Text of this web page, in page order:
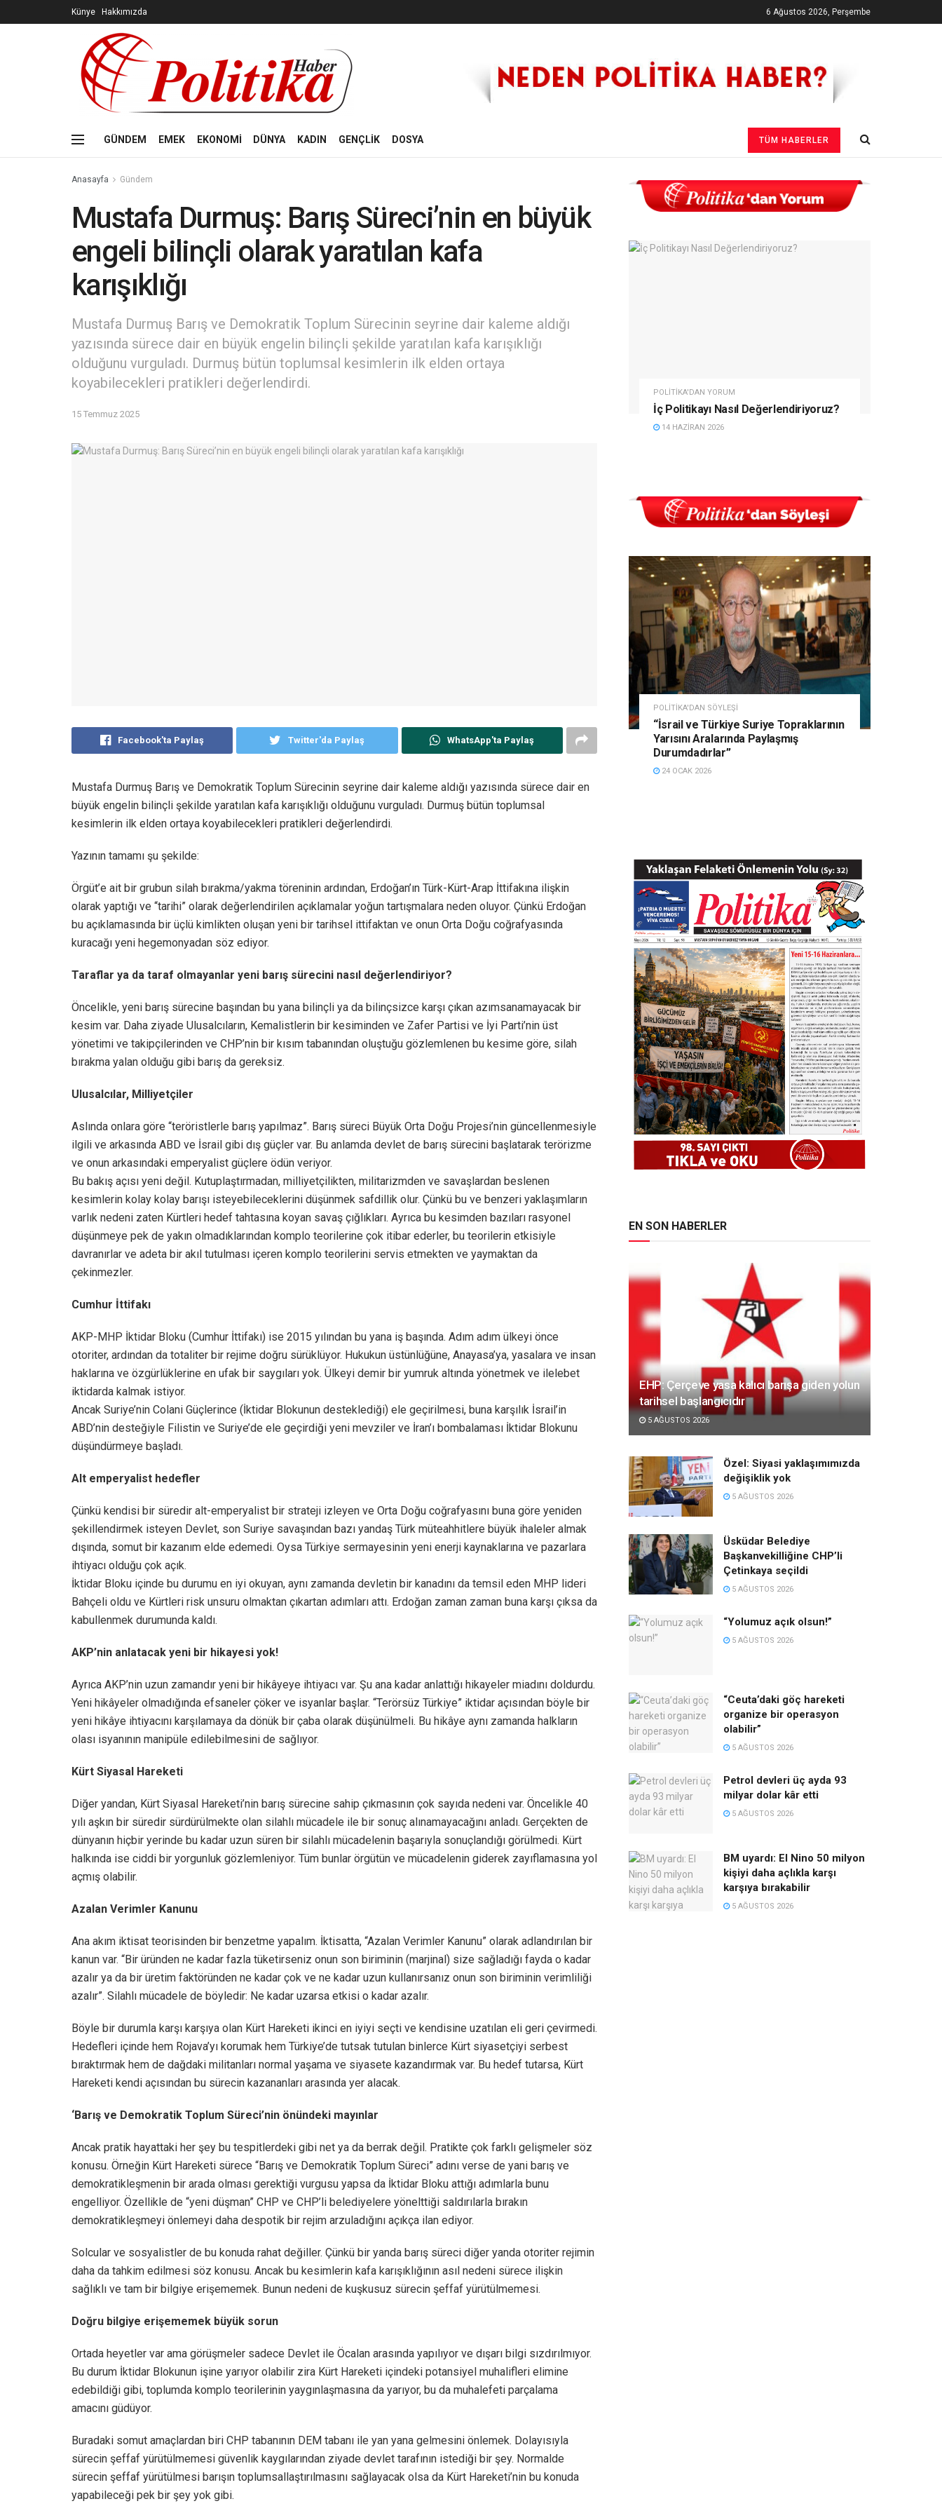
Künye Hakkımızda 6 Ağustos 2026, Perşembe
GÜNDEM EMEK EKONOMİ DÜNYA KADIN GENÇLİK DOSYA TÜM HABERLER
Anasayfa Gündem
Mustafa Durmuş: Barış Süreci’nin en büyük
engeli bilinçli olarak yaratılan kafa
karışıklığı
Mustafa Durmuş Barış ve Demokratik Toplum Sürecinin seyrine dair kaleme aldığı
yazısında sürece dair en büyük engelin bilinçli şekilde yaratılan kafa karışıklığı
olduğunu vurguladı. Durmuş bütün toplumsal kesimlerin ilk elden ortaya
koyabilecekleri pratikleri değerlendirdi.
15 Temmuz 2025
Facebook'ta Paylaş Twitter'da Paylaş WhatsApp'ta Paylaş
Mustafa Durmuş Barış ve Demokratik Toplum Sürecinin seyrine dair kaleme aldığı yazısında sürece dair en
büyük engelin bilinçli şekilde yaratılan kafa karışıklığı olduğunu vurguladı. Durmuş bütün toplumsal
kesimlerin ilk elden ortaya koyabilecekleri pratikleri değerlendirdi.
Yazının tamamı şu şekilde:
Örgüt’e ait bir grubun silah bırakma/yakma töreninin ardından, Erdoğan’ın Türk-Kürt-Arap İttifakına ilişkin
olarak yaptığı ve “tarihi” olarak değerlendirilen açıklamalar yoğun tartışmalara neden oluyor. Çünkü Erdoğan
bu açıklamasında bir üçlü kimlikten oluşan yeni bir tarihsel ittifaktan ve onun Orta Doğu coğrafyasında
kuracağı yeni hegemonyadan söz ediyor.
Taraflar ya da taraf olmayanlar yeni barış sürecini nasıl değerlendiriyor?
Öncelikle, yeni barış sürecine başından bu yana bilinçli ya da bilinçsizce karşı çıkan azımsanamayacak bir
kesim var. Daha ziyade Ulusalcıların, Kemalistlerin bir kesiminden ve Zafer Partisi ve İyi Parti’nin üst
yönetimi ve takipçilerinden ve CHP’nin bir kısım tabanından oluştuğu gözlemlenen bu kesime göre, silah
bırakma yalan olduğu gibi barış da gereksiz.
Ulusalcılar, Milliyetçiler
Aslında onlara göre “teröristlerle barış yapılmaz”. Barış süreci Büyük Orta Doğu Projesi’nin güncellenmesiyle
ilgili ve arkasında ABD ve İsrail gibi dış güçler var. Bu anlamda devlet de barış sürecini başlatarak terörizme
ve onun arkasındaki emperyalist güçlere ödün veriyor.
Bu bakış açısı yeni değil. Kutuplaştırmadan, milliyetçilikten, militarizmden ve savaşlardan beslenen
kesimlerin kolay kolay barışı isteyebileceklerini düşünmek safdillik olur. Çünkü bu ve benzeri yaklaşımların
varlık nedeni zaten Kürtleri hedef tahtasına koyan savaş çığlıkları. Ayrıca bu kesimden bazıları rasyonel
düşünmeye pek de yakın olmadıklarından komplo teorilerine çok itibar ederler, bu teorilerin etkisiyle
davranırlar ve adeta bir akıl tutulması içeren komplo teorilerini servis etmekten ve yaymaktan da
çekinmezler.
Cumhur İttifakı
AKP-MHP İktidar Bloku (Cumhur İttifakı) ise 2015 yılından bu yana iş başında. Adım adım ülkeyi önce
otoriter, ardından da totaliter bir rejime doğru sürüklüyor. Hukukun üstünlüğüne, Anayasa’ya, yasalara ve insan
haklarına ve özgürlüklerine en ufak bir saygıları yok. Ülkeyi demir bir yumruk altında yönetmek ve ilelebet
iktidarda kalmak istiyor.
Ancak Suriye’nin Colani Güçlerince (İktidar Blokunun desteklediği) ele geçirilmesi, buna karşılık İsrail’in
ABD’nin desteğiyle Filistin ve Suriye’de ele geçirdiği yeni mevziler ve İran’ı bombalaması İktidar Blokunu
düşündürmeye başladı.
Alt emperyalist hedefler
Çünkü kendisi bir süredir alt-emperyalist bir strateji izleyen ve Orta Doğu coğrafyasını buna göre yeniden
şekillendirmek isteyen Devlet, son Suriye savaşından bazı yandaş Türk müteahhitlere büyük ihaleler almak
dışında, somut bir kazanım elde edemedi. Oysa Türkiye sermayesinin yeni enerji kaynaklarına ve pazarlara
ihtiyacı olduğu çok açık.
İktidar Bloku içinde bu durumu en iyi okuyan, aynı zamanda devletin bir kanadını da temsil eden MHP lideri
Bahçeli oldu ve Kürtleri risk unsuru olmaktan çıkartan adımları attı. Erdoğan zaman zaman buna karşı çıksa da
kabullenmek durumunda kaldı.
AKP’nin anlatacak yeni bir hikayesi yok!
Ayrıca AKP’nin uzun zamandır yeni bir hikâyeye ihtiyacı var. Şu ana kadar anlattığı hikayeler miadını doldurdu.
Yeni hikâyeler olmadığında efsaneler çöker ve isyanlar başlar. “Terörsüz Türkiye” iktidar açısından böyle bir
yeni hikâye ihtiyacını karşılamaya da dönük bir çaba olarak düşünülmeli. Bu hikâye aynı zamanda halkların
olası isyanının manipüle edilebilmesini de sağlıyor.
Kürt Siyasal Hareketi
Diğer yandan, Kürt Siyasal Hareketi’nin barış sürecine sahip çıkmasının çok sayıda nedeni var. Öncelikle 40
yılı aşkın bir süredir sürdürülmekte olan silahlı mücadele ile bir sonuç alınamayacağını anladı. Gerçekten de
dünyanın hiçbir yerinde bu kadar uzun süren bir silahlı mücadelenin başarıyla sonuçlandığı görülmedi. Kürt
halkında ise ciddi bir yorgunluk gözlemleniyor. Tüm bunlar örgütün ve mücadelenin giderek zayıflamasına yol
açmış olabilir.
Azalan Verimler Kanunu
Ana akım iktisat teorisinden bir benzetme yapalım. İktisatta, “Azalan Verimler Kanunu” olarak adlandırılan bir
kanun var. “Bir üründen ne kadar fazla tüketirseniz onun son biriminin (marjinal) size sağladığı fayda o kadar
azalır ya da bir üretim faktöründen ne kadar çok ve ne kadar uzun kullanırsanız onun son biriminin verimliliği
azalır”. Silahlı mücadele de böyledir: Ne kadar uzarsa etkisi o kadar azalır.
Böyle bir durumla karşı karşıya olan Kürt Hareketi ikinci en iyiyi seçti ve kendisine uzatılan eli geri çevirmedi.
Hedefleri içinde hem Rojava’yı korumak hem Türkiye’de tutsak tutulan binlerce Kürt siyasetçiyi serbest
bıraktırmak hem de dağdaki militanları normal yaşama ve siyasete kazandırmak var. Bu hedef tutarsa, Kürt
Hareketi kendi açısından bu sürecin kazananları arasında yer alacak.
‘Barış ve Demokratik Toplum Süreci’nin önündeki mayınlar
Ancak pratik hayattaki her şey bu tespitlerdeki gibi net ya da berrak değil. Pratikte çok farklı gelişmeler söz
konusu. Örneğin Kürt Hareketi sürece “Barış ve Demokratik Toplum Süreci” adını verse de yani barış ve
demokratikleşmenin bir arada olması gerektiği vurgusu yapsa da İktidar Bloku attığı adımlarla bunu
engelliyor. Özellikle de “yeni düşman” CHP ve CHP’li belediyelere yönelttiği saldırılarla bırakın
demokratikleşmeyi önlemeyi daha despotik bir rejim arzuladığını açıkça ilan ediyor.
Solcular ve sosyalistler de bu konuda rahat değiller. Çünkü bir yanda barış süreci diğer yanda otoriter rejimin
daha da tahkim edilmesi söz konusu. Ancak bu kesimlerin kafa karışıklığının asıl nedeni sürece ilişkin
sağlıklı ve tam bir bilgiye erişememek. Bunun nedeni de kuşkusuz sürecin şeffaf yürütülmemesi.
Doğru bilgiye erişememek büyük sorun
Ortada heyetler var ama görüşmeler sadece Devlet ile Öcalan arasında yapılıyor ve dışarı bilgi sızdırılmıyor.
Bu durum İktidar Blokunun işine yarıyor olabilir zira Kürt Hareketi içindeki potansiyel muhalifleri elimine
edebildiği gibi, toplumda komplo teorilerinin yaygınlaşmasına da yarıyor, bu da muhalefeti parçalama
amacını güdüyor.
Buradaki somut amaçlardan biri CHP tabanının DEM tabanı ile yan yana gelmesini önlemek. Dolayısıyla
sürecin şeffaf yürütülmemesi güvenlik kaygılarından ziyade devlet tarafının istediği bir şey. Normalde
sürecin şeffaf yürütülmesi barışın toplumsallaştırılmasını sağlayacak olsa da Kürt Hareketi’nin bu konuda
yapabileceği pek bir şey yok gibi.
POLITIKA'DAN YORUM
İç Politikayı Nasıl Değerlendiriyoruz?
14 HAZIRAN 2026
POLITIKA'DAN SÖYLEŞI
“İsrail ve Türkiye Suriye Topraklarının
Yarısını Aralarında Paylaşmış
Durumdadırlar”
24 OCAK 2026
EN SON HABERLER
EHP: Çerçeve yasa kalıcı barışa giden yolun
tarihsel başlangıcıdır
5 AĞUSTOS 2026
Özel: Siyasi yaklaşımımızda
değişiklik yok
5 AĞUSTOS 2026
Üsküdar Belediye
Başkanvekilliğine CHP’li
Çetinkaya seçildi
5 AĞUSTOS 2026
“Yolumuz açık olsun!”
5 AĞUSTOS 2026
“Ceuta’daki göç hareketi
organize bir operasyon
olabilir”
5 AĞUSTOS 2026
Petrol devleri üç ayda 93
milyar dolar kâr etti
5 AĞUSTOS 2026
BM uyardı: El Nino 50 milyon
kişiyi daha açlıkla karşı
karşıya bırakabilir
5 AĞUSTOS 2026